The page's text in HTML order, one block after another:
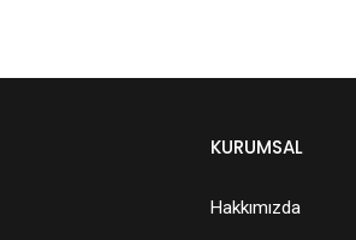
KURUMSAL
Hakkımızda